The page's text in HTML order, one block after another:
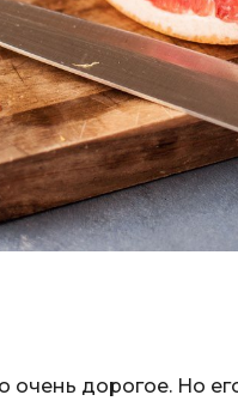
дорогое. Но его